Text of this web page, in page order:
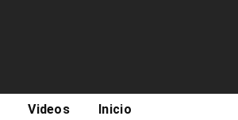
Videos Inicio